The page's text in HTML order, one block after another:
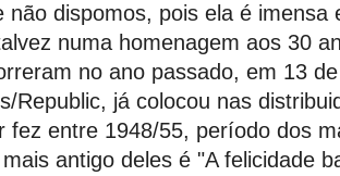
não dispomos, pois ela é imensa
numa homenagem aos 30
no ano passado, em 13
Republic, já colocou nas
fez entre 1948/55, período dos
antigo deles é "A felicidade